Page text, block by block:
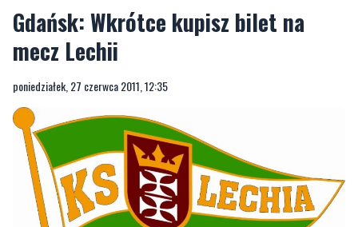
Gdańsk: Wkrótce kupisz bilet na
mecz Lechii
poniedziałek, 27 czerwca 2011, 12:35